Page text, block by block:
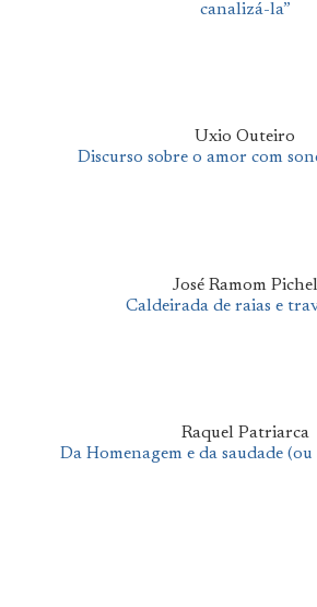
canalizá-la”
Uxio Outeiro
Discurso sobre o amor com
José Ramom Pichel
Caldeirada de raias e
Raquel Patriarca
Da Homenagem e da saudade